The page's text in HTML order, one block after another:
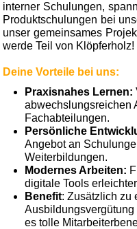
interner Schulungen,
Produktschulungen bei
unser gemeinsames
werde Teil von Klöpferholz!
Deine Vorteile bei uns:
Praxisnahes Lernen:
abwechslungsreichen
Fachabteilungen.
Persönliche
Angebot an
Weiterbildungen.
Modernes Arbeiten:
digitale Tools
Benefit: Zusätzlich zu
es tolle